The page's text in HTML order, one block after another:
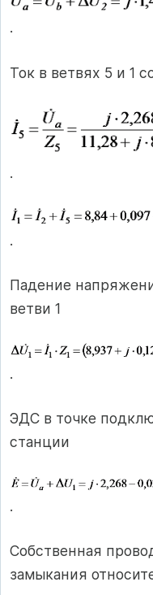
.
Ток в ветвях 5 и 1
.
.
Падение
ветви 1
.
ЭДС в точке
станции
.
Собственная
замыкания